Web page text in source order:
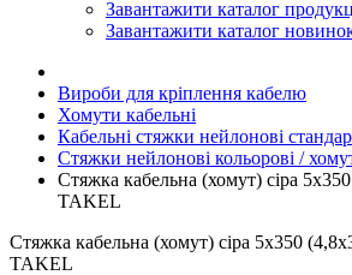
Завантажити каталог
Завантажити каталог
Вироби для кріплення кабелю
Хомути кабельні
Кабельні стяжки нейлонові
Стяжки нейлонові кольорові /
Стяжка кабельна (хомут) сіра
TAKEL
Стяжка кабельна (хомут) сіра 5х350
TAKEL